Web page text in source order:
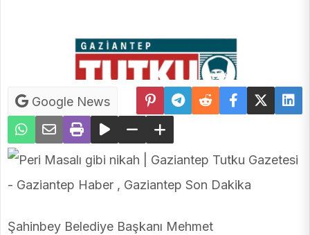
Google News
Şahinbey Belediye Başkanı Mehmet